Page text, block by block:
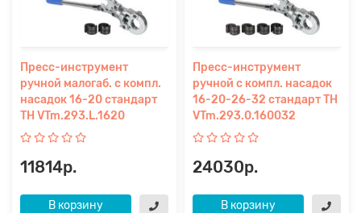
Пресс-инструмент
ручной малогаб. с компл.
насадок 16-20 стандарт
TH VTm.293.L.1620
11814р.
В корзину
Пресс-инструмент
ручной с компл. насадок
16-20-26-32 стандарт TH
VTm.293.0.160032
24030р.
В корзину